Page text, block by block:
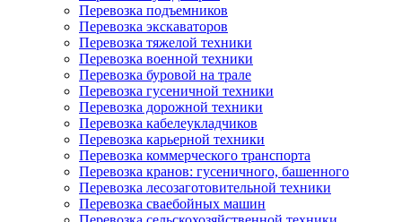
Перевозка подъемников
Перевозка экскаваторов
Перевозка тяжелой техники
Перевозка военной техники
Перевозка буровой на трале
Перевозка гусеничной техники
Перевозка дорожной техники
Перевозка кабелеукладчиков
Перевозка карьерной техники
Перевозка коммерческого транспорта
Перевозка кранов: гусеничного, башенного
Перевозка лесозаготовительной техники
Перевозка сваебойных машин